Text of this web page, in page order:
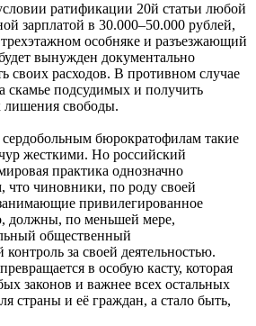
ратификации 20й статьи любой
зарплатой в 30.000–50.000 рублей,
особняке и разъезжающий
вынужден документально
своих расходов. В противном случае
скамье подсудимых и получить
лишения свободы.
бюрократофилам такие
жесткими. Но российский
практика однозначно
что чиновники, по роду своей
привилегированное
должны, по меньшей мере,
общественный
за своей деятельностью.
в особую касту, которая
законов и важнее всех остальных
страны и её граждан, а стало быть,